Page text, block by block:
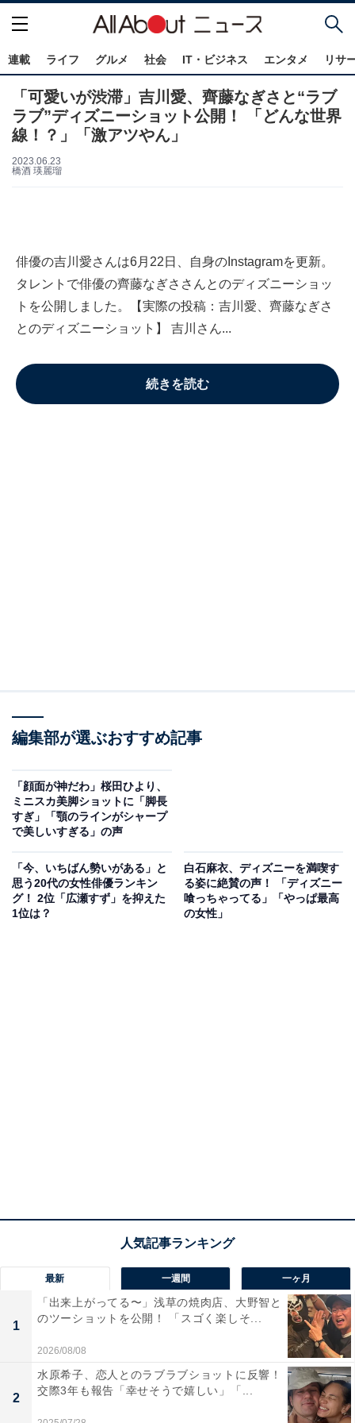
連載 ライフ グルメ 社会 IT・ビジネス エンタメ リサ
「可愛いが渋滞」吉川愛、齊藤なぎさと“ラブ
ラブ”ディズニーショット公開！ 「どんな世界
線！？」「激アツやん」
2023.06.23
橋酒 瑛麗瑠
俳優の吉川愛さんは6月22日、自身のInstagramを更新。
タレントで俳優の齊藤なぎささんとのディズニーショッ
トを公開しました。【実際の投稿：吉川愛、齊藤なぎさ
とのディズニーショット】 吉川さん...
続きを読む
編集部が選ぶおすすめ記事
「顔面が神だわ」桜田ひより、
ミニスカ美脚ショットに「脚長
すぎ」「顎のラインがシャープ
で美しいすぎる」の声
「今、いちばん勢いがある」と
思う20代の女性俳優ランキン
グ！ 2位「広瀬すず」を抑えた
1位は？
白石麻衣、ディズニーを満喫す
る姿に絶賛の声！ 「ディズニー
喰っちゃってる」「やっぱ最高
の女性」
最新 一週間 一ヶ月
1
「出来上がってる〜」浅草の焼肉店、大野智と
のツーショットを公開！ 「スゴく楽しそ...
2026/08/08
2
水原希子、恋人とのラブラブショットに反響！
交際3年も報告「幸せそうで嬉しい」「...